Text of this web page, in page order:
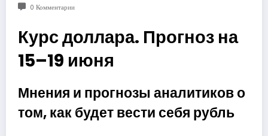
0 Комментарии
Курс доллара. Прогноз на
15–19 июня
Мнения и прогнозы аналитиков о
том, как будет вести себя рубль